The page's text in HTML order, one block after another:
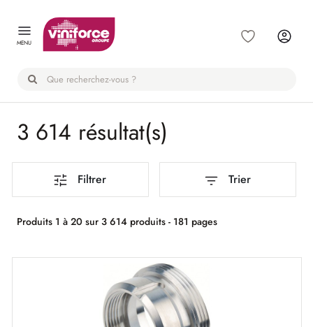
MENU
3 614 résultat(s)
Filtrer Trier
Produits 1 à 20 sur 3 614 produits - 181 pages